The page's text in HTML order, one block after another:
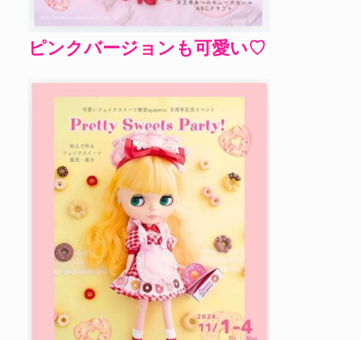
ピンクバージョンも可愛い♡